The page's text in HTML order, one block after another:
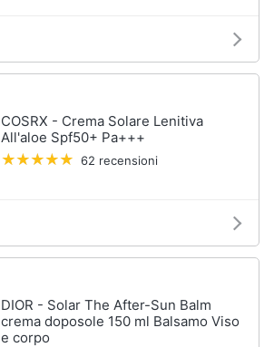
COSRX - Crema Solare Lenitiva
All'aloe Spf50+ Pa+++
62 recensioni
DIOR - Solar The After-Sun Balm
crema doposole 150 ml Balsamo Viso
e corpo